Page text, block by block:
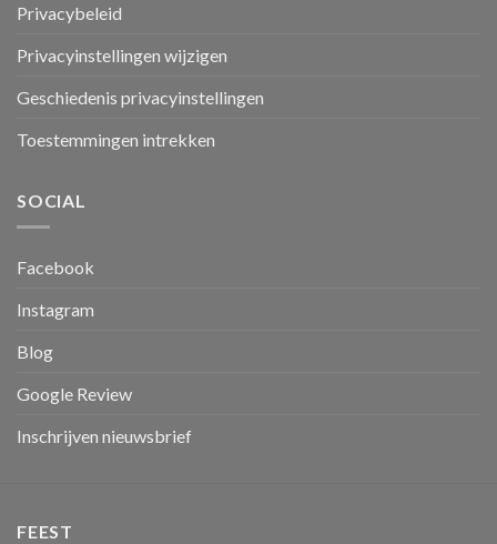
Privacybeleid
Privacyinstellingen wijzigen
Geschiedenis privacyinstellingen
Toestemmingen intrekken
SOCIAL
Facebook
Instagram
Blog
Google Review
Inschrijven nieuwsbrief
FEEST